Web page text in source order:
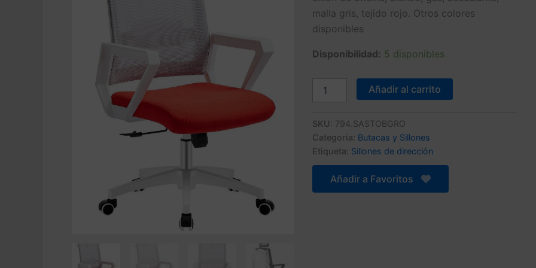
original actual
malla gris, tejido rojo. Otros colores
disponibles
Disponibilidad: 5 disponibles
ASTON,
malla
gris,
tejido
cantidad
Añadir al carrito
SKU: 794.SASTOBGRO
Categoría: Butacas y Sillones
Etiqueta: Sillones de dirección
Añadir a Favoritos